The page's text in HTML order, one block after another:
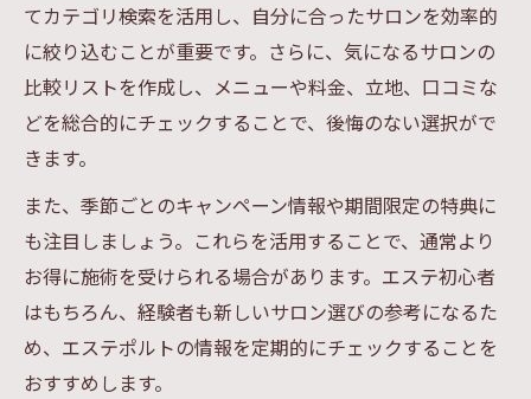
てカテゴリ検索を活用し、自分に合ったサロンを効率的
に絞り込むことが重要です。さらに、気になるサロンの
比較リストを作成し、メニューや料金、立地、口コミな
どを総合的にチェックすることで、後悔のない選択がで
きます。
また、季節ごとのキャンペーン情報や期間限定の特典に
も注目しましょう。これらを活用することで、通常より
お得に施術を受けられる場合があります。エステ初心者
はもちろん、経験者も新しいサロン選びの参考になるた
め、エステポルトの情報を定期的にチェックすることを
おすすめします。